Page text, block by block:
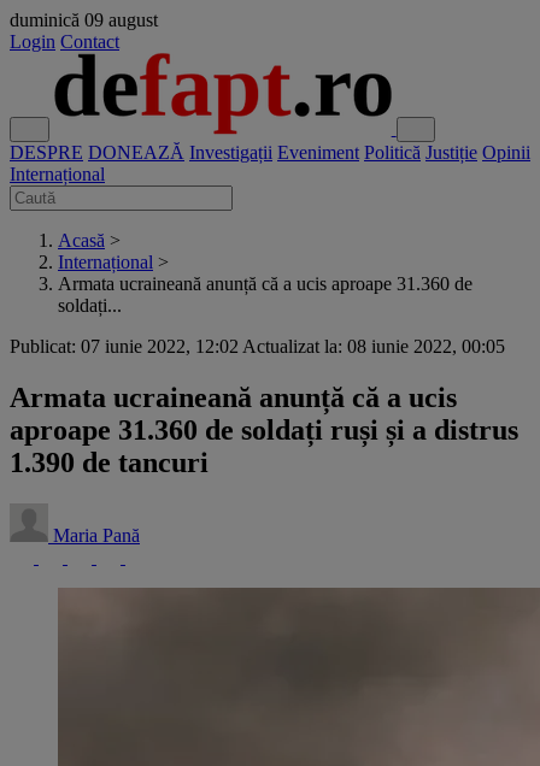
duminică 09 august
Login Contact
DESPRE DONEAZĂ Investigații Eveniment Politică Justiție Opinii
Internațional
Acasă >
Internațional >
Armata ucraineană anunță că a ucis aproape 31.360 de
soldați...
Publicat: 07 iunie 2022, 12:02 Actualizat la: 08 iunie 2022, 00:05
Armata ucraineană anunță că a ucis
aproape 31.360 de soldați ruși și a distrus
1.390 de tancuri
Maria Pană